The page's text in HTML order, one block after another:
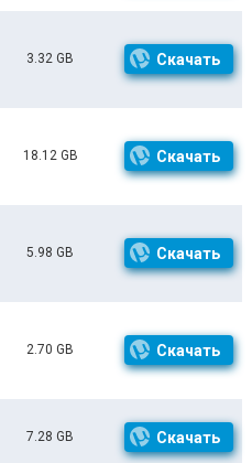
3.32 GB Скачать
18.12 GB Скачать
5.98 GB Скачать
2.70 GB Скачать
7.28 GB Скачать